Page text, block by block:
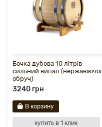
Бочка дубова 10 літрів
сильний випал (нержавіючої
обруч)
3240 грн
В корзину
купить в 1 клик